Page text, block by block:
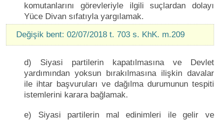
komutanlarını görevleriyle ilgili suçlardan dolayı
Yüce Divan sıfatıyla yargılamak.
Değişik bent: 02/07/2018 t. 703 s. KhK. m.209
d) Siyasi partilerin kapatılmasına ve Devlet
yardımından yoksun bırakılmasına ilişkin davalar
ile ihtar başvuruları ve dağılma durumunun tespiti
istemlerini karara bağlamak.
e) Siyasi partilerin mal edinimleri ile gelir ve